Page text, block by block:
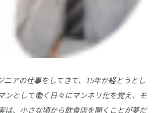
ニアの仕事をしてきて、15年が経とうとし
ンとして働く日々にマンネリ化を覚え、モ
は、小さな頃から飲食店を開くことが夢だ